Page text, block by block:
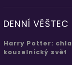
DENNÍ
Harry Potter:
kouzelnický svět